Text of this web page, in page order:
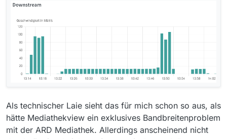
Als technischer Laie sieht das für mich schon so aus, als
hätte Mediathekview ein exklusives Bandbreitenproblem
mit der ARD Mediathek. Allerdings anscheinend nicht